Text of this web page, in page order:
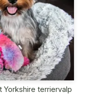
Yorkshire terriervalp